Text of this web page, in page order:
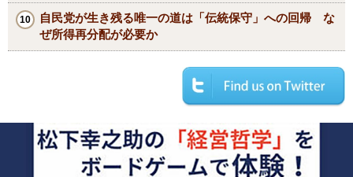
自民党が生き残る唯一の道は「伝統保守」への回帰 な
ぜ所得再分配が必要か